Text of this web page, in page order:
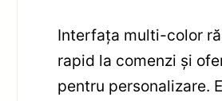
Interfața multi-color
rapid la comenzi și
pentru personalizare.